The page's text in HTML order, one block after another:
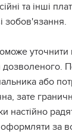
та інші
зобов'язання.
уточнити
або
зате
настійно
за